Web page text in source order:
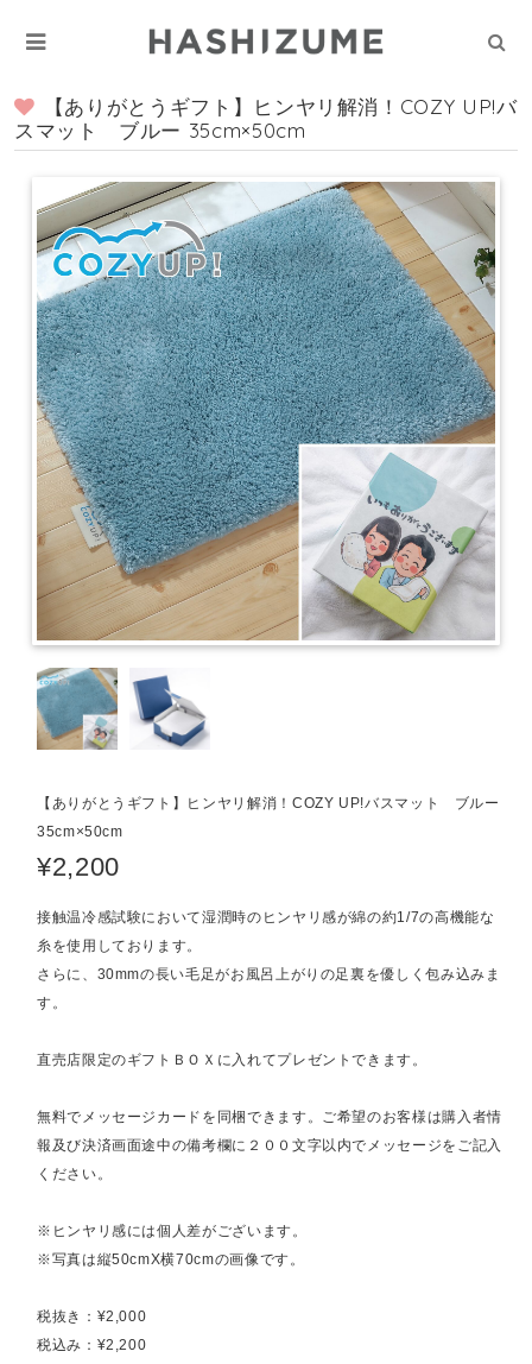
【ありがとうギフト】ヒンヤリ解消！COZY UP!バ
スマット ブルー 35cm×50cm
【ありがとうギフト】ヒンヤリ解消！COZY UP!バスマット ブルー
35cm×50cm
¥2,200
接触温冷感試験において湿潤時のヒンヤリ感が綿の約1/7の高機能な
糸を使用しております。
さらに、30mmの長い毛足がお風呂上がりの足裏を優しく包み込みま
す。
直売店限定のギフトＢＯＸに入れてプレゼントできます。
無料でメッセージカードを同梱できます。ご希望のお客様は購入者情
報及び決済画面途中の備考欄に２００文字以内でメッセージをご記入
ください。
※ヒンヤリ感には個人差がございます。
※写真は縦50cmX横70cmの画像です。
税抜き：¥2,000
税込み：¥2,200